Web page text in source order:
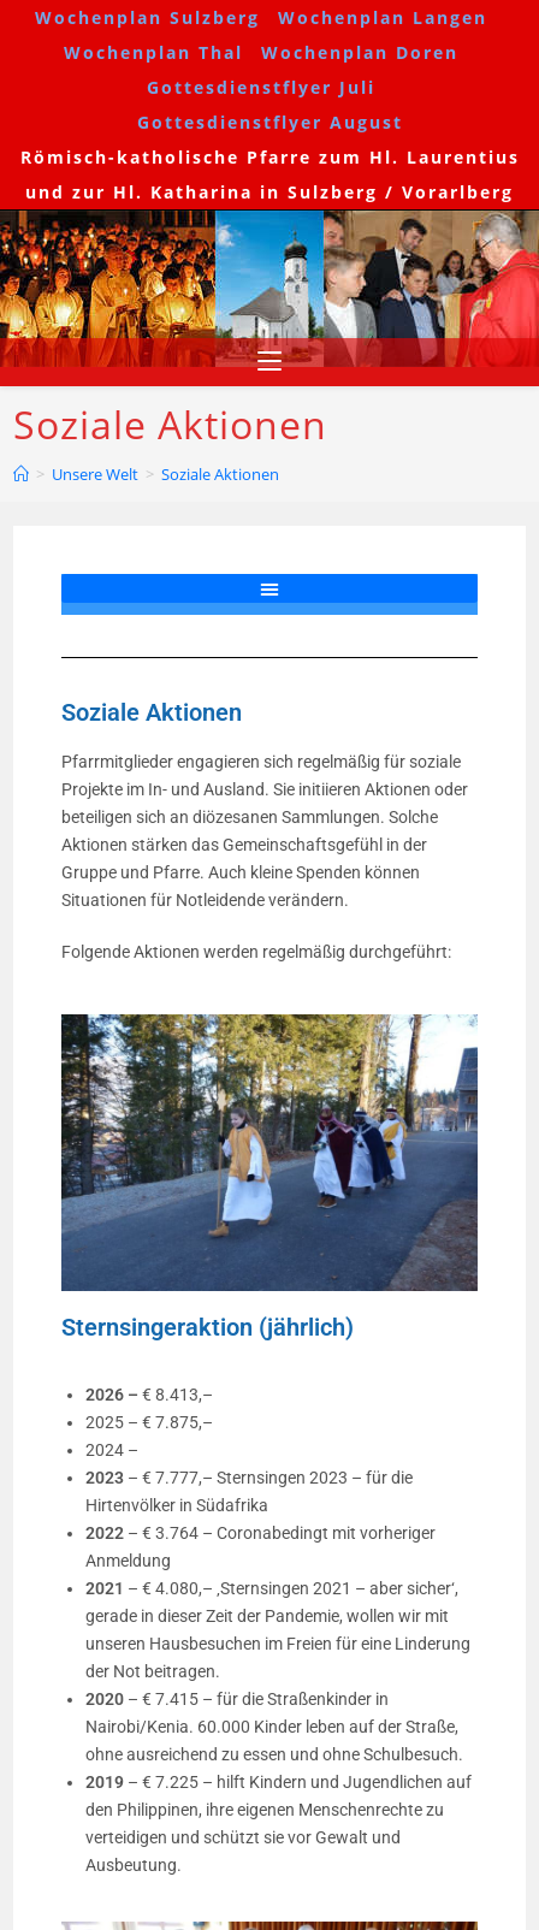
Wochenplan Sulzberg
Wochenplan Langen
Wochenplan Thal
Wochenplan Doren
Gottesdienstflyer Juli
Gottesdienstflyer August
Römisch-katholische Pfarre zum Hl. Laurentius
und zur Hl. Katharina in Sulzberg / Vorarlberg
Soziale Aktionen
> Unsere Welt > Soziale Aktionen
Soziale Aktionen
Pfarrmitglieder engagieren sich regelmäßig für soziale
Projekte im In- und Ausland. Sie initiieren Aktionen oder
beteiligen sich an diözesanen Sammlungen. Solche
Aktionen stärken das Gemeinschaftsgefühl in der
Gruppe und Pfarre. Auch kleine Spenden können
Situationen für Notleidende verändern.
Folgende Aktionen werden regelmäßig durchgeführt:
Sternsingeraktion (jährlich)
2026 – € 8.413,–
2025 – € 7.875,–
2024 –
2023 – € 7.777,– Sternsingen 2023 – für die
Hirtenvölker in Südafrika
2022 – € 3.764 – Coronabedingt mit vorheriger
Anmeldung
2021 – € 4.080,– ‚Sternsingen 2021 – aber sicher‘,
gerade in dieser Zeit der Pandemie, wollen wir mit
unseren Hausbesuchen im Freien für eine Linderung
der Not beitragen.
2020 – € 7.415 – für die Straßenkinder in
Nairobi/Kenia. 60.000 Kinder leben auf der Straße,
ohne ausreichend zu essen und ohne Schulbesuch.
2019 – € 7.225 – hilft Kindern und Jugendlichen auf
den Philippinen, ihre eigenen Menschenrechte zu
verteidigen und schützt sie vor Gewalt und
Ausbeutung.